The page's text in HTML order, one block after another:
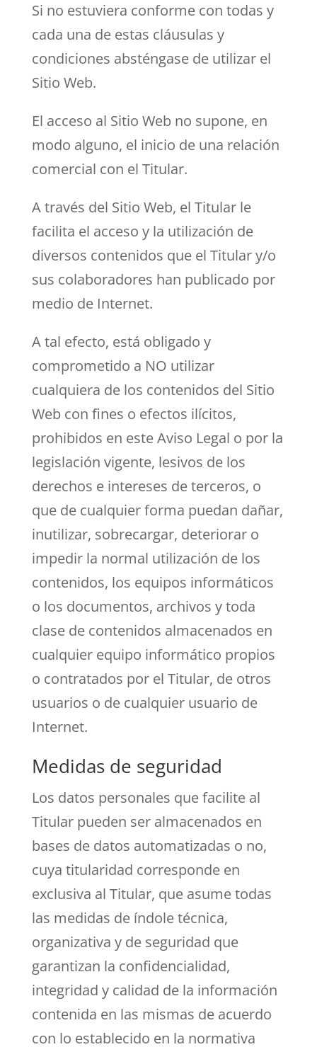
Si no estuviera conforme con todas y
cada una de estas cláusulas y
condiciones absténgase de utilizar el
Sitio Web.
El acceso al Sitio Web no supone, en
modo alguno, el inicio de una relación
comercial con el Titular.
A través del Sitio Web, el Titular le
facilita el acceso y la utilización de
diversos contenidos que el Titular y/o
sus colaboradores han publicado por
medio de Internet.
A tal efecto, está obligado y
comprometido a NO utilizar
cualquiera de los contenidos del Sitio
Web con fines o efectos ilícitos,
prohibidos en este Aviso Legal o por la
legislación vigente, lesivos de los
derechos e intereses de terceros, o
que de cualquier forma puedan dañar,
inutilizar, sobrecargar, deteriorar o
impedir la normal utilización de los
contenidos, los equipos informáticos
o los documentos, archivos y toda
clase de contenidos almacenados en
cualquier equipo informático propios
o contratados por el Titular, de otros
usuarios o de cualquier usuario de
Internet.
Medidas de seguridad
Los datos personales que facilite al
Titular pueden ser almacenados en
bases de datos automatizadas o no,
cuya titularidad corresponde en
exclusiva al Titular, que asume todas
las medidas de índole técnica,
organizativa y de seguridad que
garantizan la confidencialidad,
integridad y calidad de la información
contenida en las mismas de acuerdo
con lo establecido en la normativa